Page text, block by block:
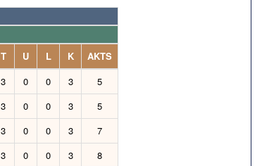
T U L K
AKTS
3 0 0 3
5
3 0 0 3
5
3 0 0 3
7
3 0 0 3
8